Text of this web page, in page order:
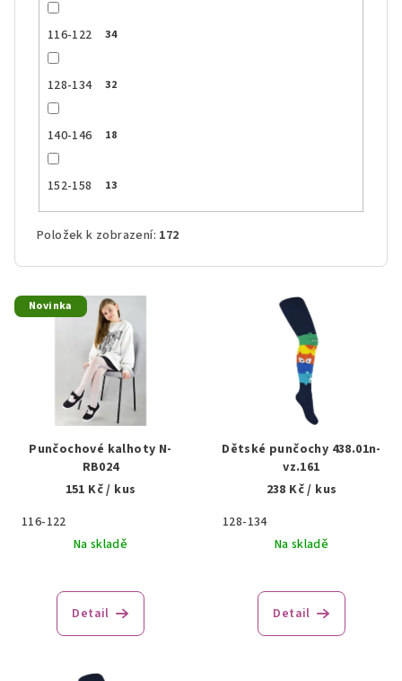
116-122 34
128-134 32
140-146 18
152-158 13
Položek k zobrazení: 172
V
ý
Novinka
Punčochové kalhoty N-
RB024
151 Kč/ kus
116-122
Na skladě
Detail
Dětské punčochy 438.01n-
vz.161
238 Kč/ kus
128-134
Na skladě
Detail